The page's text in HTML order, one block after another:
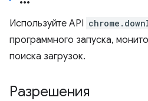
Используйте API
программного запуска,
поиска загрузок.
Разрешения